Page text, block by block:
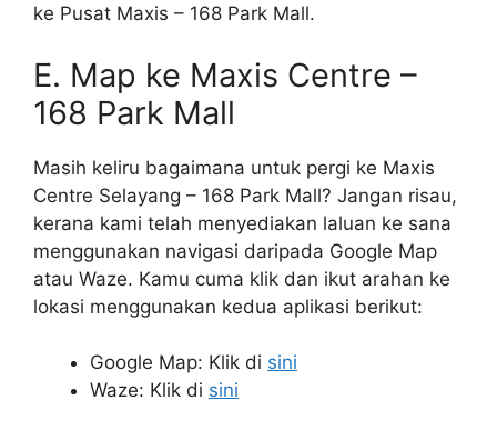
ke Pusat Maxis – 168 Park Mall.
E. Map ke Maxis Centre –
168 Park Mall
Masih keliru bagaimana untuk pergi ke Maxis
Centre Selayang – 168 Park Mall? Jangan risau,
kerana kami telah menyediakan laluan ke sana
menggunakan navigasi daripada Google Map
atau Waze. Kamu cuma klik dan ikut arahan ke
lokasi menggunakan kedua aplikasi berikut:
Google Map: Klik di sini
Waze: Klik di sini